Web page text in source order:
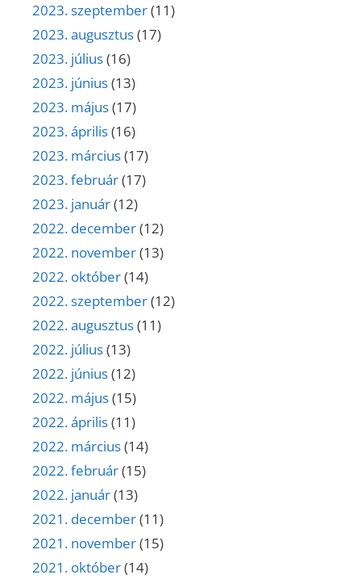
2023. szeptember(11)
2023. augusztus(17)
2023. július(16)
2023. június(13)
2023. május(17)
2023. április(16)
2023. március(17)
2023. február(17)
2023. január(12)
2022. december(12)
2022. november(13)
2022. október(14)
2022. szeptember(12)
2022. augusztus(11)
2022. július(13)
2022. június(12)
2022. május(15)
2022. április(11)
2022. március(14)
2022. február(15)
2022. január(13)
2021. december(11)
2021. november(15)
2021. október(14)